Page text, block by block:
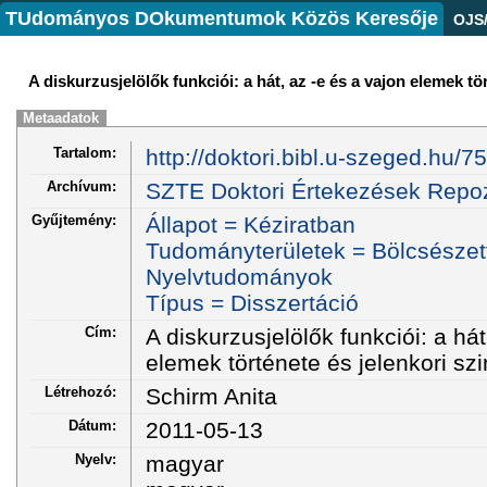
TUdományos DOkumentumok Közös Keresője
A diskurzusjelölők funkciói: a hát, az -e és a vajon elemek
Metaadatok
Tartalom: http://doktori.bibl.u-szeged.hu/
Archívum: SZTE Doktori Értekezések
Gyűjtemény:
Állapot = Kéziratban
Tudományterületek =
Nyelvtudományok
Típus = Disszertáció
Cím:
A diskurzusjelölők funkciói: a
elemek története és jelenkori
Létrehozó: Schirm Anita
Dátum: 2011-05-13
Nyelv:
magyar